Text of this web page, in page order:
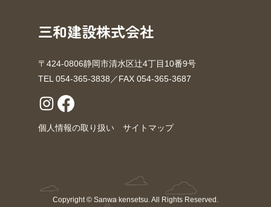
三和建設株式会社
〒424-0806静岡市清水区辻4丁目10番9号
TEL 054-365-3838／FAX 054-365-3687
個人情報の取り扱い サイトマップ
Copyright © Sanwa kensetsu. All Rights Reserved.